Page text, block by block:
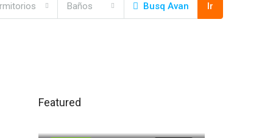
Baños Busq Avan Ir
Featured